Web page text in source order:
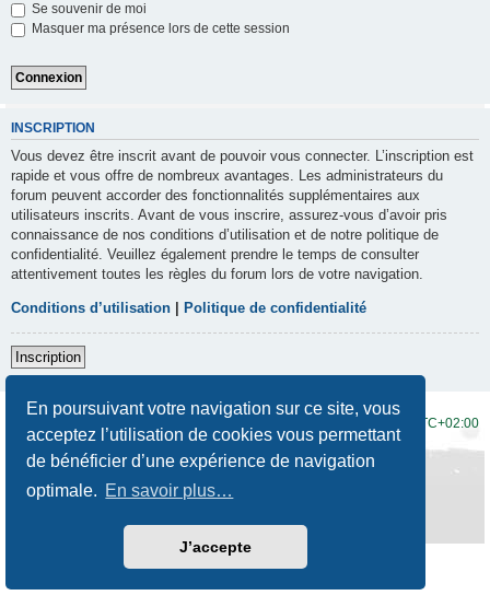
En poursuivant votre navigation sur ce site, vous
acceptez l’utilisation de cookies vous permettant
de bénéficier d’une expérience de navigation
optimale. En savoir plus…
J’accepte
Se souvenir de moi
Masquer ma présence lors de cette session
INSCRIPTION
Vous devez être inscrit avant de pouvoir vous connecter. L’inscription est
rapide et vous offre de nombreux avantages. Les administrateurs du
forum peuvent accorder des fonctionnalités supplémentaires aux
utilisateurs inscrits. Avant de vous inscrire, assurez-vous d’avoir pris
connaissance de nos conditions d’utilisation et de notre politique de
confidentialité. Veuillez également prendre le temps de consulter
attentivement toutes les règles du forum lors de votre navigation.
Conditions d’utilisation Politique de confidentialité
Inscription
UTC+02:00
Développé par phpBB® Forum Software © phpBB Limited
Traduction française officielle
Prosilver New Edition
Confidentialité|Conditions